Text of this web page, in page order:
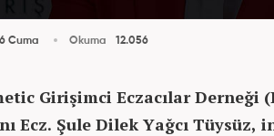
Cuma Okuma 12.056
Girişimci Eczacılar Derneği
Ecz. Şule Dilek Yağcı